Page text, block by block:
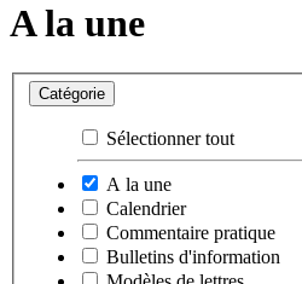
A la une
Catégorie
Sélectionner tout
A la une
Calendrier
Commentaire pratique
Bulletins d'information